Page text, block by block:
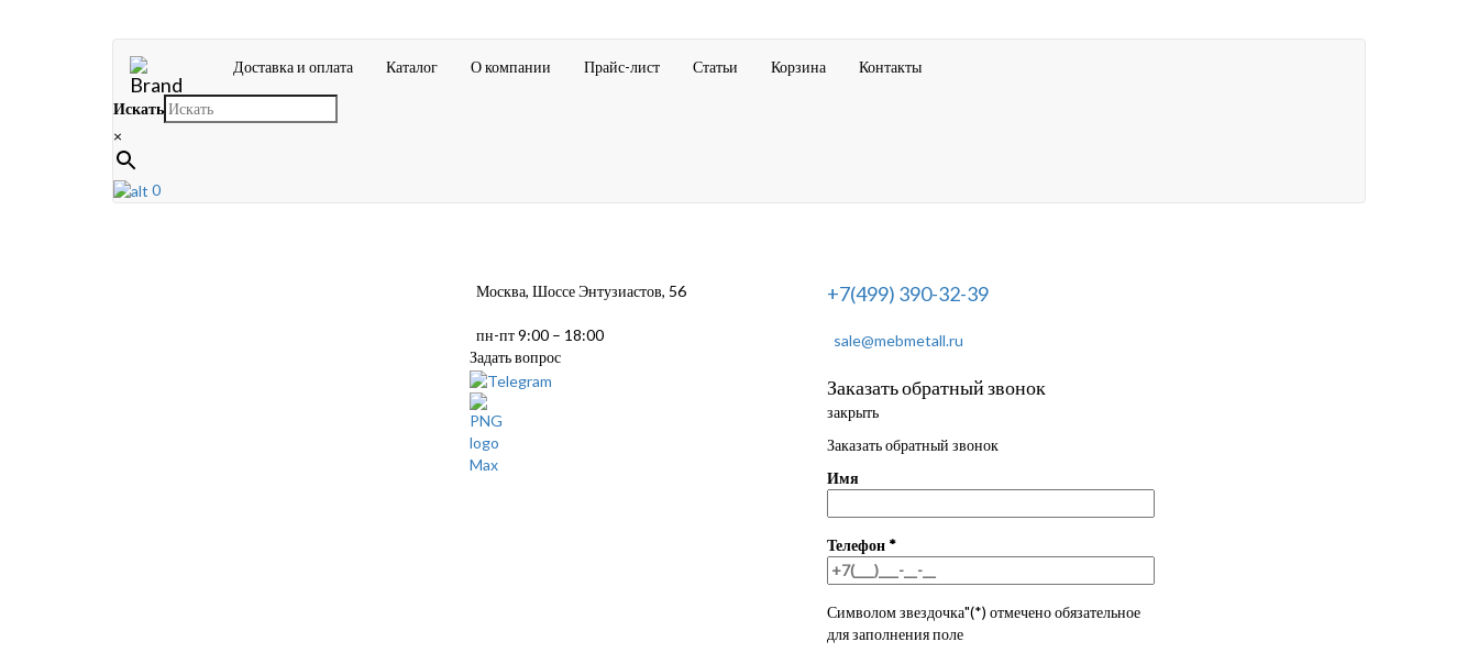
Доставка и оплата Каталог О компании Прайс-лист Статьи Корзина Контакты
Искать
×
0
Москва, Шоссе Энтузиастов, 56
пн-пт 9:00 – 18:00
Задать вопрос
+7(499) 390-32-39
sale@mebmetall.ru
Заказать обратный звонок
закрыть
Заказать обратный звонок
Имя
Телефон *
Символом звездочка"(*) отмечено обязательное
для заполнения поле